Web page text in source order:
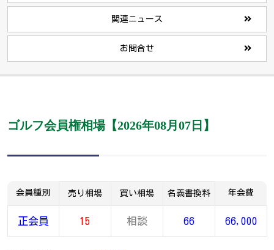
関連ニュース
お問合せ
ゴルフ会員権相場【2026年08月07日】
会員種別 売り相場 買い相場 名義書換料 年会費
正会員 15 相談 66 66,000